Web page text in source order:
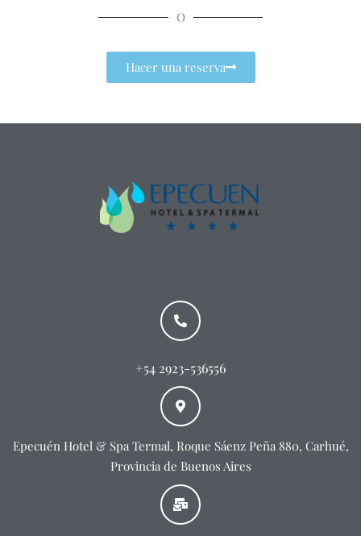
O
Hacer una reserva
+54 2923-536556
Epecuén Hotel & Spa Termal, Roque Sáenz Peña 880, Carhué,
Provincia de Buenos Aires